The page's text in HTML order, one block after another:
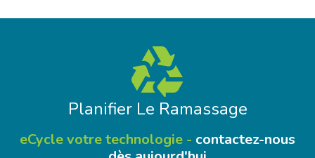
Planifier Le Ramassage
eCycle votre technologie - contactez-nous